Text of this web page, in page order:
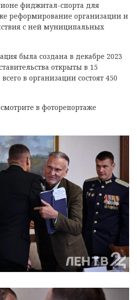
фиджитал-спорта для
реформирование организации и
с ней муниципальных
была создана в декабре 2023
открыты в 15
в организации состоят 450
в фоторепортаже